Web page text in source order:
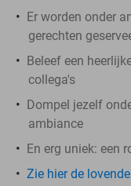
Er worden onder
gerechten
Beleef een
collega's
Dompel jezelf
ambiance
En erg uniek: een
Zie hier de